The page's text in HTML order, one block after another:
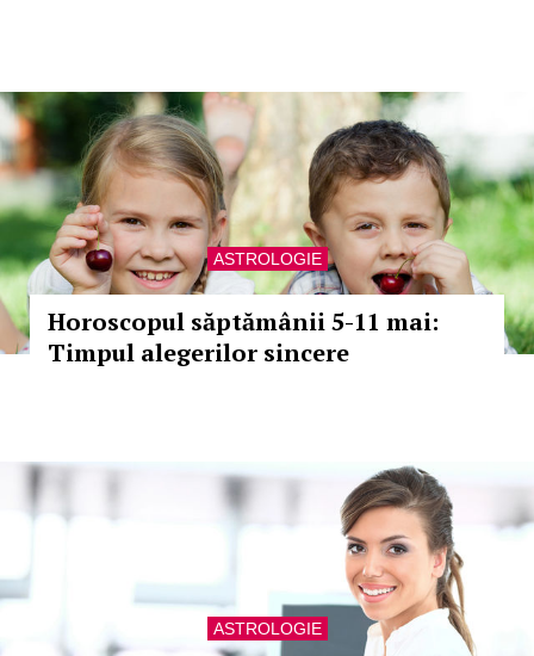
ASTROLOGIE
Horoscopul săptămânii 5-11 mai:
Timpul alegerilor sincere
ASTROLOGIE